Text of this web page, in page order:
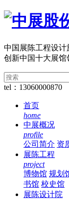
中国展陈工程设计
创新中国十大展馆
tel：13060000870
首页
home
中展概况
profile
公司简介 资
展陈工程
project
博物馆 规划
书馆 校史馆
展陈设计院